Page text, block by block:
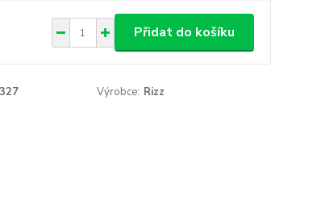
Přidat do košíku
Výrobce: Rizz